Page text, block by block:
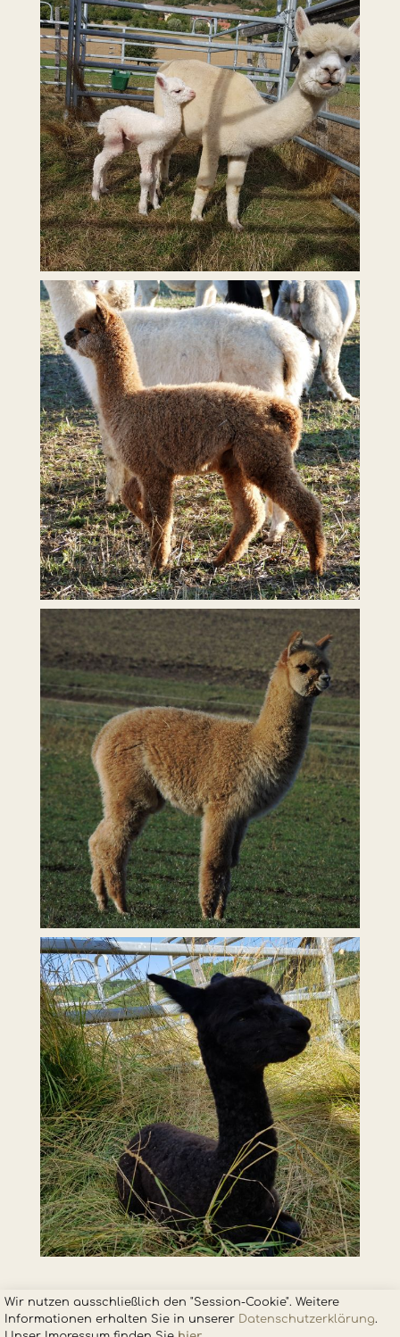
Wir nutzen ausschließlich den "Session-Cookie". Weitere
Informationen erhalten Sie in unserer Datenschutzerklärung.